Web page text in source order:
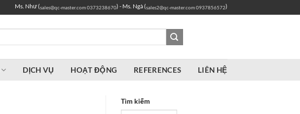
Ms. Như (sales@qc-master.com0373238670) - Ms. Ngà (sales2@qc-master.com0937856572)
DỊCH VỤ HOẠT ĐỘNG REFERENCES LIÊN HỆ
Tìm kiếm